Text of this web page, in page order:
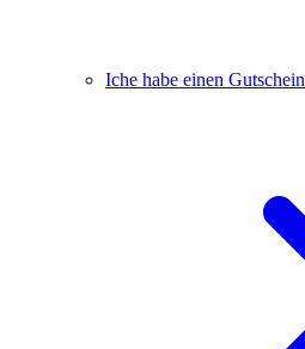
Iche habe einen Gutschein